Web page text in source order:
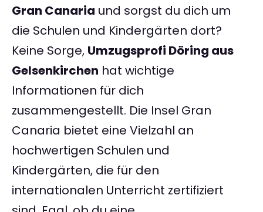
Gran Canaria und sorgst du dich um
die Schulen und Kindergärten dort?
Keine Sorge, Umzugsprofi Döring aus
Gelsenkirchen hat wichtige
Informationen für dich
zusammengestellt. Die Insel Gran
Canaria bietet eine Vielzahl an
hochwertigen Schulen und
Kindergärten, die für den
internationalen Unterricht zertifiziert